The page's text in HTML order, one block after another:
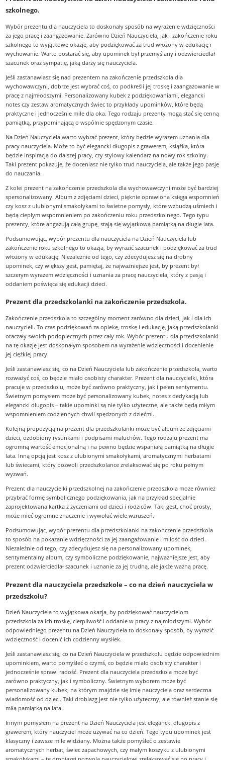
szkolnego.
Wybór prezentu dla nauczyciela to doskonały sposób na wyrażenie wdzięczności
za jego pracę i zaangażowanie. Zarówno Dzień Nauczyciela, jak i zakończenie roku
szkolnego to wyjątkowe okazje, aby podziękować za trud włożony w edukację i
wychowanie. Warto postarać się, aby upominek był przemyślany i odzwierciedlał
szacunek oraz sympatię, jaką darzy się nauczyciela.
Jeśli zastanawiasz się nad prezentem na zakończenie przedszkola dla
wychowawczyni, dobrze jest wybrać coś, co podkreśli jej troskę i zaangażowanie w
pracę z najmłodszymi. Personalizowany kubek z podziękowaniami, elegancki
notes czy zestaw aromatycznych świec to przykłady upominków, które będą
praktyczne i jednocześnie miłe dla oka. Tego rodzaju prezenty mogą stać się cenną
pamiątką, przypominającą o wspólnie spędzonym czasie.
Na Dzień Nauczyciela warto wybrać prezent, który będzie wyrazem uznania dla
pracy nauczyciela. Może to być elegancki długopis z grawerem, książka, która
będzie inspiracją do dalszej pracy, czy stylowy kalendarz na nowy rok szkolny.
Taki prezent pokazuje, że doceniasz nie tylko trud nauczyciela, ale także jego pasję
do nauczania.
Z kolei prezent na zakończenie przedszkola dla wychowawczyni może być bardziej
spersonalizowany. Album z zdjęciami dzieci, pięknie oprawiona księga wspomnień
czy kosz z ulubionymi smakołykami to świetne pomysły, które wzbudzą uśmiech i
będą ciepłym wspomnieniem po zakończeniu roku przedszkolnego. Tego typu
prezenty, które angażują całą grupę, stają się wyjątkową pamiątką na długie lata.
Podsumowując, wybór prezentu dla nauczyciela na Dzień Nauczyciela lub
zakończenie roku szkolnego to okazja, by wyrazić szacunek i podziękować za trud
włożony w edukację. Niezależnie od tego, czy zdecydujesz się na drobny
upominek, czy większy gest, pamiętaj, że najważniejsze jest, by prezent był
szczerym wyrazem wdzięczności i uznania za pracę nauczyciela, który z pasją i
oddaniem poświęca się edukacji dzieci.
Prezent dla przedszkolanki na zakończenie przedszkola.
Zakończenie przedszkola to szczególny moment zarówno dla dzieci, jak i dla ich
nauczycieli. To czas podziękowań za opiekę, troskę i edukację, jaką przedszkolanki
otaczały swoich podopiecznych przez cały rok. Wybór prezentu dla przedszkolanki
na tę okazję jest doskonałym sposobem na wyrażenie wdzięczności i docenienie
jej ciężkiej pracy.
Jeśli zastanawiasz się, co na Dzień Nauczyciela lub zakończenie przedszkola, warto
rozważyć coś, co będzie miało osobisty charakter. Prezent dla nauczycielki, która
pracuje w przedszkolu, może być zarówno praktyczny, jak i pełen sentymentu.
Świetnym pomysłem może być personalizowany kubek, notes z dedykacją lub
elegancki długopis – takie upominki są nie tylko użyteczne, ale także będą miłym
wspomnieniem codziennych chwil spędzonych z dziećmi.
Kolejną propozycją na prezent dla przedszkolanki może być album ze zdjęciami
dzieci, ozdobiony rysunkami i podpisami maluchów. Tego rodzaju prezent ma
ogromną wartość emocjonalną i na pewno będzie wspaniałą pamiątką na długie
lata. Inną opcją jest kosz z ulubionymi smakołykami, aromatycznymi herbatami
lub świecami, który pozwoli przedszkolance zrelaksować się po roku pełnym
wyzwań.
Prezent dla nauczycielki przedszkolnej na zakończenie przedszkola może również
przybrać formę symbolicznego podziękowania, jak na przykład specjalnie
zaprojektowana kartka z życzeniami od dzieci i rodziców. Taki gest, choć prosty,
może mieć ogromne znaczenie i wywołać wiele wzruszeń.
Podsumowując, wybór prezentu dla przedszkolanki na zakończenie przedszkola
to sposób na pokazanie wdzięczności za jej zaangażowanie i miłość do dzieci.
Niezależnie od tego, czy zdecydujesz się na personalizowany upominek,
sentymentalny album, czy symboliczne podziękowanie, najważniejsze jest, aby
prezent odzwierciedlał szacunek i uznanie za jej trudną, ale jakże ważną pracę.
Prezent dla nauczyciela przedszkole – co na dzień nauczyciela w
przedszkolu?
Dzień Nauczyciela to wyjątkowa okazja, by podziękować nauczycielom
przedszkola za ich troskę, cierpliwość i oddanie w pracy z najmłodszymi. Wybór
odpowiedniego prezentu na Dzień Nauczyciela to doskonały sposób, by wyrazić
wdzięczność i docenić ich codzienny wysiłek.
Jeśli zastanawiasz się, co na Dzień Nauczyciela w przedszkolu będzie odpowiednim
upominkiem, warto pomyśleć o czymś, co będzie miało osobisty charakter i
jednocześnie sprawi radość. Prezent dla nauczyciela przedszkola może być
zarówno praktyczny, jak i symboliczny. Świetnym wyborem może być
personalizowany kubek, na którym znajdzie się imię nauczyciela oraz serdeczna
wiadomość od dzieci. Taki drobiazg jest nie tylko użyteczny, ale również stanie się
miłą pamiątką na lata.
Innym pomysłem na prezent na Dzień Nauczyciela jest elegancki długopis z
grawerem, który nauczyciel może używać na co dzień. Tego typu upominek jest
klasyczny i zawsze mile widziany. Można także pomyśleć o zestawie
aromatycznych herbat, świec zapachowych, czy małym koszyku z ulubionymi